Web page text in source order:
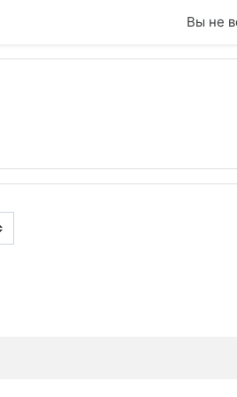
Вы не